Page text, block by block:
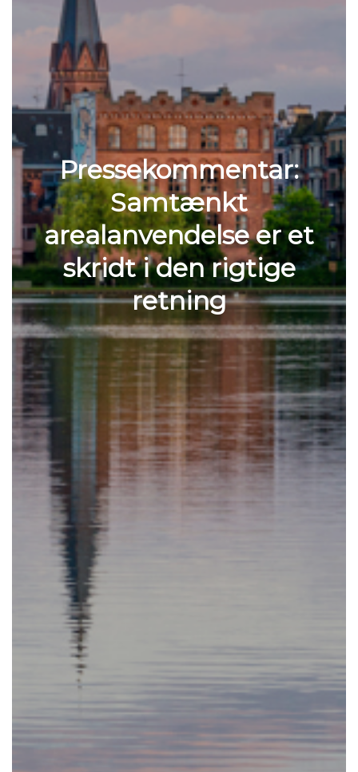
Pressekommentar:
Samtænkt
arealanvendelse er et
skridt i den rigtige
retning